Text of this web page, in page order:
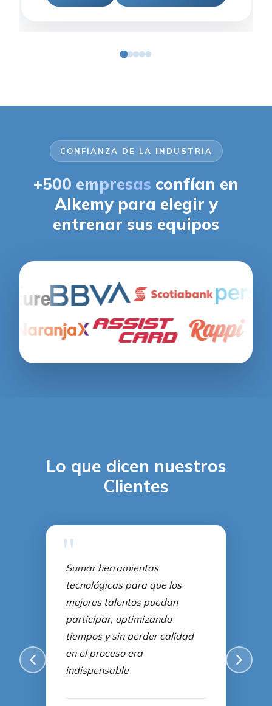
CONFIANZA DE LA INDUSTRIA
+500 empresas confían en
Alkemy para elegir y
entrenar sus equipos
Lo que dicen nuestros
Clientes
"
Sumar herramientas
tecnológicas para que los
mejores talentos puedan
participar, optimizando
tiempos y sin perder calidad
en el proceso era
indispensable